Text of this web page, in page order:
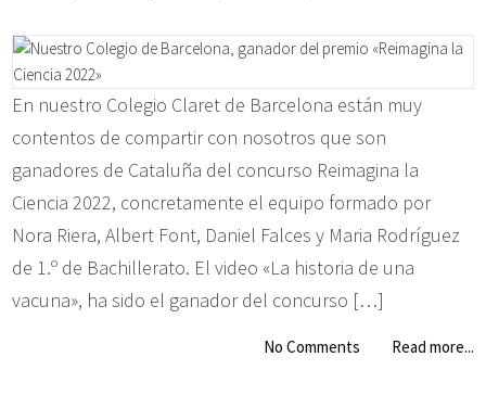
En nuestro Colegio Claret de Barcelona están muy
contentos de compartir con nosotros que son
ganadores de Cataluña del concurso Reimagina la
Ciencia 2022, concretamente el equipo formado por
Nora Riera, Albert Font, Daniel Falces y Maria Rodríguez
de 1.º de Bachillerato. El video «La historia de una
vacuna», ha sido el ganador del concurso […]
No Comments Read more...